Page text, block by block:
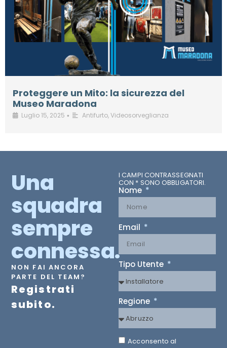
Proteggere un Mito: la sicurezza del
Museo Maradona
Luglio 15, 2025 • Antifurto,Videosorveglianza
Una
squadra
sempre
connessa.
NON FAI ANCORA
PARTE DEL TEAM?
Registrati
subito.
I CAMPI CONTRASSEGNATI
CON * SONO OBBLIGATORI.
Nome
Email
Tipo Utente
Regione
Acconsento al